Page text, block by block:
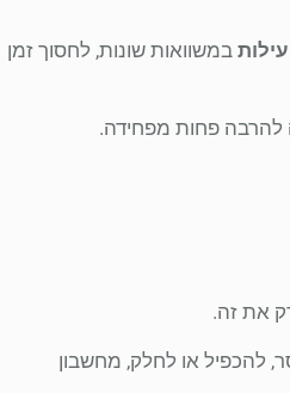
במשוואות שונות, לחסוך זמן
להרבה פחות מפחידה.
את זה.
להכפיל או לחלק, מחשבון